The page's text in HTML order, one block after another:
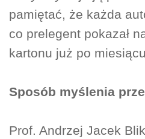
pamiętać, że każda
co prelegent pokazał
kartonu już po
Sposób myślenia
Prof. Andrzej Jacek